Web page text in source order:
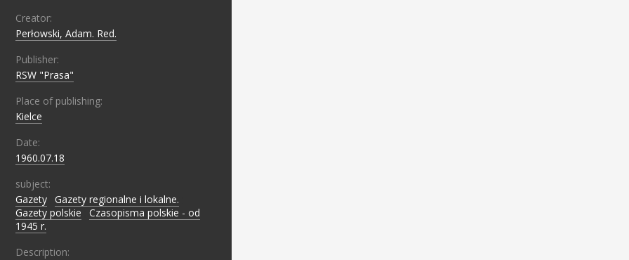
Creator:
Perłowski, Adam. Red.
Publisher:
RSW "Prasa"
Place of publishing:
Kielce
Date:
1960.07.18
subject:
Gazety Gazety regionalne i lokalne.
Gazety polskie
Czasopisma polskie - od
1945 r.
Description: